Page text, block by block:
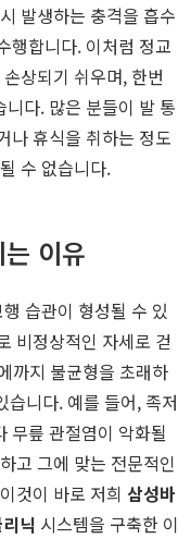
발생하는 충격을 흡수
행합니다. 이처럼 정교
상되기 쉬우며, 한번
다. 많은 분들이 발 통
나 휴식을 취하는 정도
수 없습니다.
이유
습관이 형성될 수 있
비정상적인 자세로 걷
까지 불균형을 초래하
습니다. 예를 들어, 족저
무릎 관절염이 악화될
고 그에 맞는 전문적인
것이 바로 저희 삼성바
닉 시스템을 구축한 이